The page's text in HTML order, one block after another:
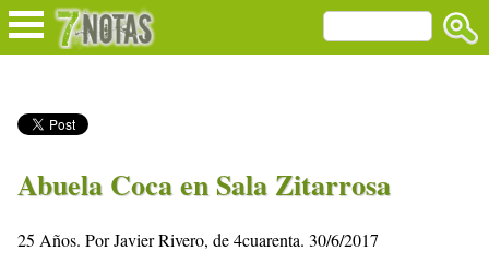
Abuela Coca en Sala Zitarrosa
25 Años. Por Javier Rivero, de 4cuarenta. 30/6/2017